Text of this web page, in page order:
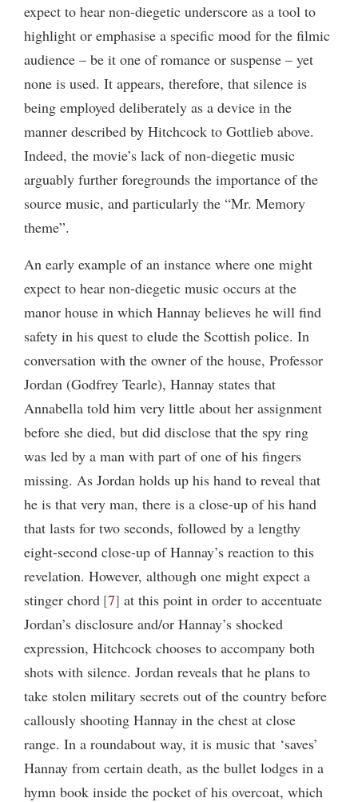
expect to hear non-diegetic underscore as a tool to
highlight or emphasise a specific mood for the filmic
audience – be it one of romance or suspense – yet
none is used. It appears, therefore, that silence is
being employed deliberately as a device in the
manner described by Hitchcock to Gottlieb above.
Indeed, the movie’s lack of non-diegetic music
arguably further foregrounds the importance of the
source music, and particularly the “Mr. Memory
theme”.
An early example of an instance where one might
expect to hear non-diegetic music occurs at the
manor house in which Hannay believes he will find
safety in his quest to elude the Scottish police. In
conversation with the owner of the house, Professor
Jordan (Godfrey Tearle), Hannay states that
Annabella told him very little about her assignment
before she died, but did disclose that the spy ring
was led by a man with part of one of his fingers
missing. As Jordan holds up his hand to reveal that
he is that very man, there is a close-up of his hand
that lasts for two seconds, followed by a lengthy
eight-second close-up of Hannay’s reaction to this
revelation. However, although one might expect a
stinger chord 7 at this point in order to accentuate
Jordan’s disclosure and/or Hannay’s shocked
expression, Hitchcock chooses to accompany both
shots with silence. Jordan reveals that he plans to
take stolen military secrets out of the country before
callously shooting Hannay in the chest at close
range. In a roundabout way, it is music that ‘saves’
Hannay from certain death, as the bullet lodges in a
hymn book inside the pocket of his overcoat, which